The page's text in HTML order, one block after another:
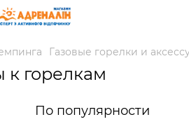
Газовые горелки и
к горелкам
По популярности